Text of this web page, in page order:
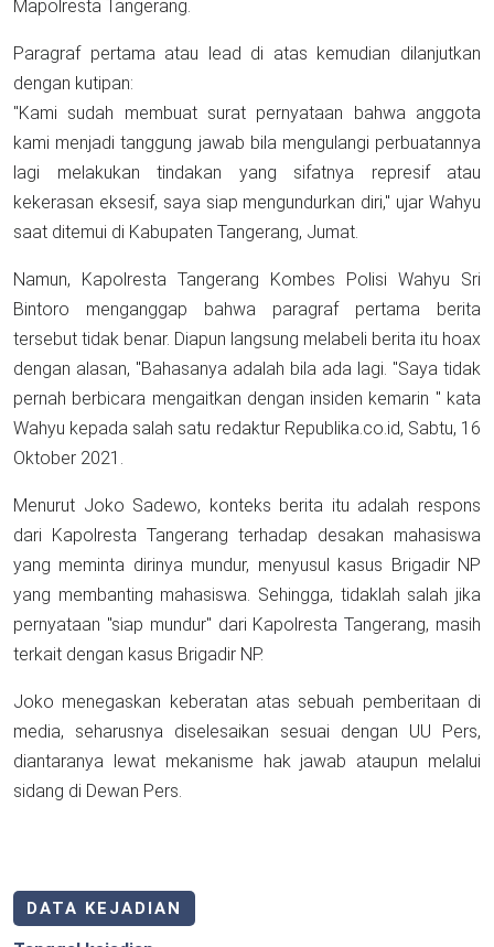
Mapolresta Tangerang.
Paragraf pertama atau lead di atas kemudian dilanjutkan
dengan kutipan:
"Kami sudah membuat surat pernyataan bahwa anggota
kami menjadi tanggung jawab bila mengulangi perbuatannya
lagi melakukan tindakan yang sifatnya represif atau
kekerasan eksesif, saya siap mengundurkan diri," ujar Wahyu
saat ditemui di Kabupaten Tangerang, Jumat.
Namun, Kapolresta Tangerang Kombes Polisi Wahyu Sri
Bintoro menganggap bahwa paragraf pertama berita
tersebut tidak benar. Diapun langsung melabeli berita itu hoax
dengan alasan, "Bahasanya adalah bila ada lagi. "Saya tidak
pernah berbicara mengaitkan dengan insiden kemarin " kata
Wahyu kepada salah satu redaktur Republika.co.id, Sabtu, 16
Oktober 2021.
Menurut Joko Sadewo, konteks berita itu adalah respons
dari Kapolresta Tangerang terhadap desakan mahasiswa
yang meminta dirinya mundur, menyusul kasus Brigadir NP
yang membanting mahasiswa. Sehingga, tidaklah salah jika
pernyataan "siap mundur" dari Kapolresta Tangerang, masih
terkait dengan kasus Brigadir NP.
Joko menegaskan keberatan atas sebuah pemberitaan di
media, seharusnya diselesaikan sesuai dengan UU Pers,
diantaranya lewat mekanisme hak jawab ataupun melalui
sidang di Dewan Pers.
DATA KEJADIAN